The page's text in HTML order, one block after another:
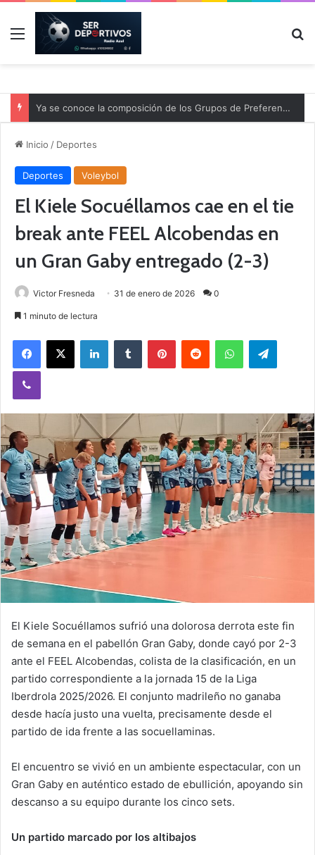
Menú
Ya se conoce la composición de los Grupos de Preferente y el calendario
Inicio / Deportes
Deportes Voleybol
El Kiele Socuéllamos cae en el tie
break ante FEEL Alcobendas en
un Gran Gaby entregado (2-3)
Victor Fresneda 31 de enero de 2026 0
1 minuto de lectura
El Kiele Socuéllamos sufrió una dolorosa derrota este fin
de semana en el pabellón Gran Gaby, donde cayó por 2-3
ante el FEEL Alcobendas, colista de la clasificación, en un
partido correspondiente a la jornada 15 de la Liga
Iberdrola 2025/2026. El conjunto madrileño no ganaba
desde hacía justo una vuelta, precisamente desde el
partido de ida frente a las socuellaminas.
El encuentro se vivió en un ambiente espectacular, con un
Gran Gaby en auténtico estado de ebullición, apoyando sin
descanso a su equipo durante los cinco sets.
Un partido marcado por los altibajos